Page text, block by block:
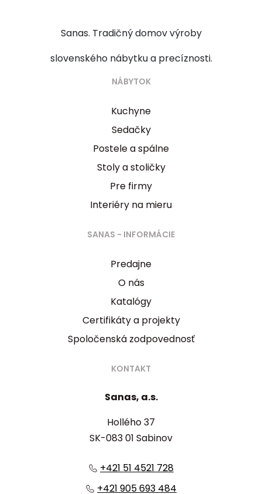
Sanas. Tradičný domov výroby
slovenského nábytku a precíznosti.
NÁBYTOK
Kuchyne
Sedačky
Postele a spálne
Stoly a stoličky
Pre firmy
Interiéry na mieru
SANAS - INFORMÁCIE
Predajne
O nás
Katalógy
Certifikáty a projekty
Spoločenská zodpovednosť
KONTAKT
Sanas, a.s.
Hollého 37
SK-083 01 Sabinov
+421 51 4521 728
+421 905 693 484